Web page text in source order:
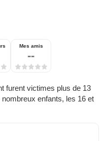
Mes amis
--
furent victimes plus de 13
enfants, les 16 et